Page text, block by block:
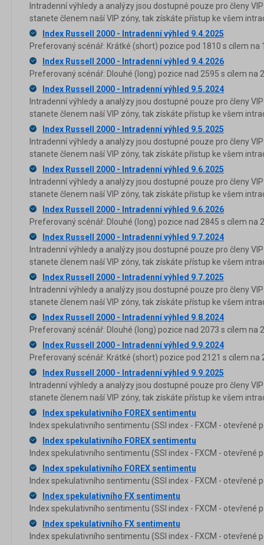
Intradenní výhledy a analýzy jsou dostupné pouze pro členy
stanete členem naší VIP zóny, tak získáte přístup ke všem
Index Russell 2000 - Intradenní výhled 9.4.2025
Preferovaný scénář: Krátké (short) pozice pod 1810 s cílem na
Index Russell 2000 - Intradenní výhled 9.4.2026
Preferovaný scénář: Dlouhé (long) pozice nad 2595 s cílem na
Index Russell 2000 - Intradenní výhled 9.5.2024
Intradenní výhledy a analýzy jsou dostupné pouze pro členy
stanete členem naší VIP zóny, tak získáte přístup ke všem
Index Russell 2000 - Intradenní výhled 9.5.2025
Intradenní výhledy a analýzy jsou dostupné pouze pro členy
stanete členem naší VIP zóny, tak získáte přístup ke všem
Index Russell 2000 - Intradenní výhled 9.6.2025
Intradenní výhledy a analýzy jsou dostupné pouze pro členy
stanete členem naší VIP zóny, tak získáte přístup ke všem
Index Russell 2000 - Intradenní výhled 9.6.2026
Preferovaný scénář: Dlouhé (long) pozice nad 2845 s cílem na
Index Russell 2000 - Intradenní výhled 9.7.2024
Intradenní výhledy a analýzy jsou dostupné pouze pro členy
stanete členem naší VIP zóny, tak získáte přístup ke všem
Index Russell 2000 - Intradenní výhled 9.7.2025
Intradenní výhledy a analýzy jsou dostupné pouze pro členy
stanete členem naší VIP zóny, tak získáte přístup ke všem
Index Russell 2000 - Intradenní výhled 9.8.2024
Preferovaný scénář: Dlouhé (long) pozice nad 2073 s cílem na
Index Russell 2000 - Intradenní výhled 9.9.2024
Preferovaný scénář: Krátké (short) pozice pod 2121 s cílem na
Index Russell 2000 - Intradenní výhled 9.9.2025
Intradenní výhledy a analýzy jsou dostupné pouze pro členy
stanete členem naší VIP zóny, tak získáte přístup ke všem
Index spekulativního FOREX sentimentu
Index spekulativního sentimentu (SSI index - FXCM - otevřené
Index spekulativního FOREX sentimentu
Index spekulativního sentimentu (SSI index - FXCM - otevřené
Index spekulativního FOREX sentimentu
Index spekulativního sentimentu (SSI index - FXCM - otevřené
Index spekulativního FX sentimentu
Index spekulativního sentimentu (SSI index - FXCM - otevřené
Index spekulativního FX sentimentu
Index spekulativního sentimentu (SSI index - FXCM - otevřené